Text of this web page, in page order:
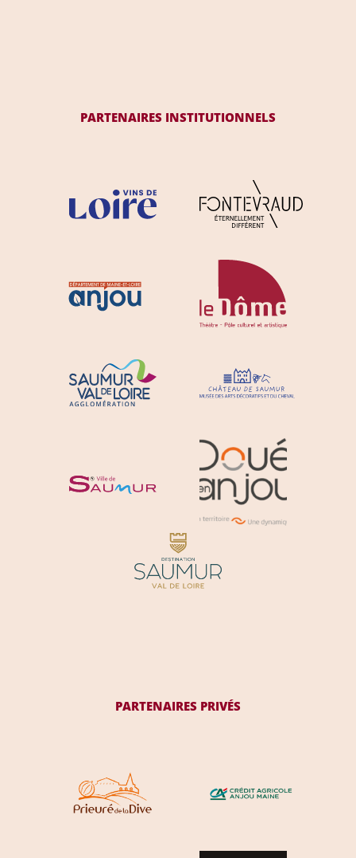
PARTENAIRES INSTITUTIONNELS
PARTENAIRES PRIVÉS